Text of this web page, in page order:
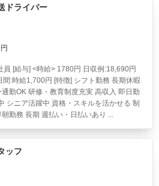
ドライバー
員 [給与] <時給> 1780円 日収例:18,690円
:時給1,700円 [特徴] シフト勤務 長期休暇
勤OK 研修・教育制度充実 高収入 即日勤
シニア活躍中 資格・スキルを活かせる 制
勤務 長期 週払い・日払いあり ...
ッフ